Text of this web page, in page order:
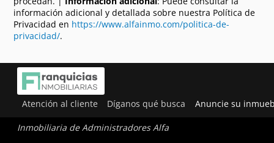
información adicional y detallada sobre nuestra Política de
Privacidad en https://www.alfainmo.com/politica-de-
privacidad/.
Atención al cliente Díganos qué busca Anuncie su
Inmobiliaria de Administradores Alfa